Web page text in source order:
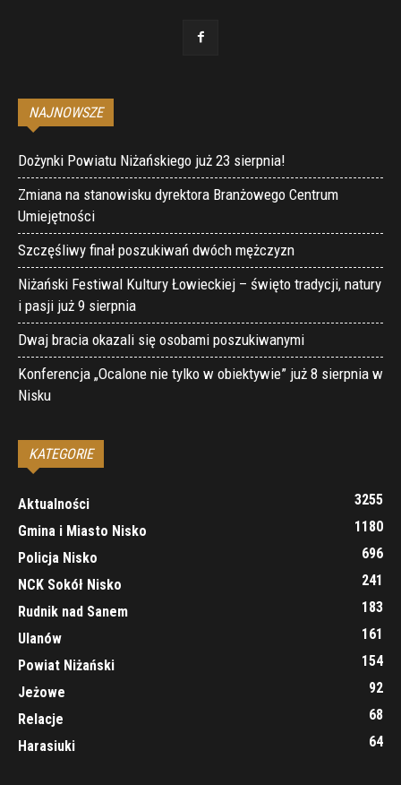
NAJNOWSZE
Dożynki Powiatu Niżańskiego już 23 sierpnia!
Zmiana na stanowisku dyrektora Branżowego Centrum
Umiejętności
Szczęśliwy finał poszukiwań dwóch mężczyzn
Niżański Festiwal Kultury Łowieckiej – święto tradycji, natury
i pasji już 9 sierpnia
Dwaj bracia okazali się osobami poszukiwanymi
Konferencja „Ocalone nie tylko w obiektywie” już 8 sierpnia w
Nisku
KATEGORIE
Aktualności
3255
Gmina i Miasto Nisko
1180
Policja Nisko
696
NCK Sokół Nisko
241
Rudnik nad Sanem
183
Ulanów
161
Powiat Niżański
154
Jeżowe
92
Relacje
68
Harasiuki
64